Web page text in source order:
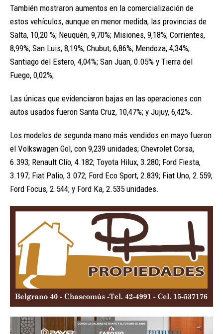
También mostraron aumentos en la comercialización de
estos vehículos, aunque en menor medida, las provincias de
Salta, 10,20 %; Neuquén, 9,70%; Misiones, 9,18%; Corrientes,
8,99%; San Luis, 8,19%; Chubut, 6,86%; Mendoza, 4,34%;
Santiago del Estero, 4,04%; San Juan, 0.05% y Tierra del
Fuego, 0,02%;.
Las únicas que evidenciaron bajas en las operaciones con
autos usados fueron Santa Cruz, 10,47%; y Jujuy, 6,42%.
Los modelos de segunda mano más vendidos en mayo fueron
el Volkswagen Gol, con 9,239 unidades; Chevrolet Corsa,
6.393; Renault Clío, 4.182; Toyota Hilux, 3.280; Ford Fiesta,
3.197; Fiat Palio, 3.072; Ford Eco Sport, 2.839; Fiat Uno, 2.559;
Ford Focus, 2.544; y Ford Ka, 2.535 unidades.